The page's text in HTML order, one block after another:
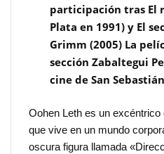
participación tras El
Plata en 1991) y El
Grimm (2005) La
sección Zabaltegui
cine de San
Oohen Leth es un
que vive en un mundo
oscura figura llamada